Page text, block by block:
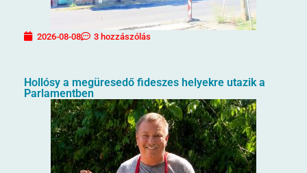
2026-08-08 3 hozzászólás
Hollósy a megüresedő fideszes helyekre utazik a
Parlamentben